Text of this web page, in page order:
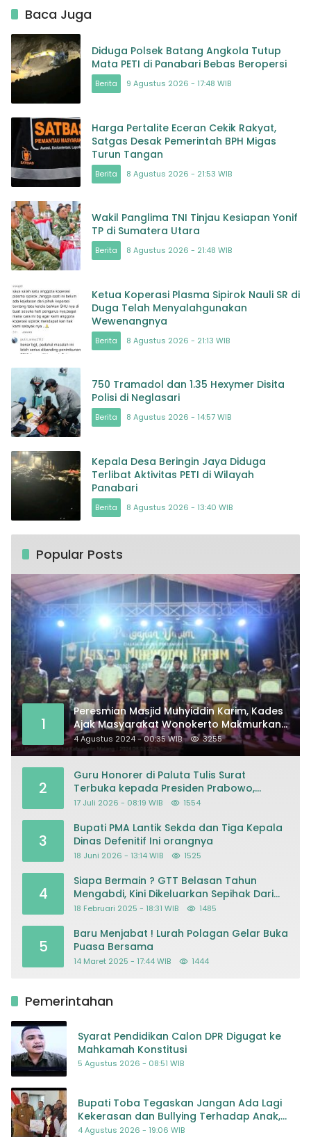
Baca Juga
Diduga Polsek Batang Angkola Tutup
Mata PETI di Panabari Bebas Beropersi
Berita 9 Agustus 2026 - 17:48 WIB
Harga Pertalite Eceran Cekik Rakyat,
Satgas Desak Pemerintah BPH Migas
Turun Tangan
Berita 8 Agustus 2026 - 21:53 WIB
Wakil Panglima TNI Tinjau Kesiapan Yonif
TP di Sumatera Utara
Berita 8 Agustus 2026 - 21:48 WIB
Ketua Koperasi Plasma Sipirok Nauli SR di
Duga Telah Menyalahgunakan
Wewenangnya
Berita 8 Agustus 2026 - 21:13 WIB
750 Tramadol dan 1.35 Hexymer Disita
Polisi di Neglasari
Berita 8 Agustus 2026 - 14:57 WIB
Kepala Desa Beringin Jaya Diduga
Terlibat Aktivitas PETI di Wilayah
Panabari
Berita 8 Agustus 2026 - 13:40 WIB
Popular Posts
1
Peresmian Masjid Muhyiddin Karim, Kades
Ajak Masyarakat Wonokerto Makmurkan
Masjid
4 Agustus 2024 - 00:35 WIB 3255
2
Guru Honorer di Paluta Tulis Surat
Terbuka kepada Presiden Prabowo,
Mohon Keadilan atas Dugaan
17 Juli 2026 - 08:19 WIB 1554
3
Bupati PMA Lantik Sekda dan Tiga Kepala
Dinas Defenitif Ini orangnya
18 Juni 2026 - 13:14 WIB 1525
4
Siapa Bermain ? GTT Belasan Tahun
Mengabdi, Kini Dikeluarkan Sepihak Dari
Dapodik
18 Februari 2025 - 18:31 WIB 1485
5
Baru Menjabat ! Lurah Polagan Gelar Buka
Puasa Bersama
14 Maret 2025 - 17:44 WIB 1444
Pemerintahan
Syarat Pendidikan Calon DPR Digugat ke
Mahkamah Konstitusi
5 Agustus 2026 - 08:51 WIB
Bupati Toba Tegaskan Jangan Ada Lagi
Kekerasan dan Bullying Terhadap Anak,
Dorong Kolaborasi Seluruh Pihak
4 Agustus 2026 - 19:06 WIB